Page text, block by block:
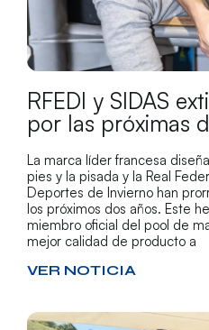
RFEDI y SIDAS
por las próximas
La marca líder francesa
pies y la pisada y la Real
Deportes de Invierno han
los próximos dos años. Este
miembro oficial del pool de
mejor calidad de producto a
VER NOTICIA